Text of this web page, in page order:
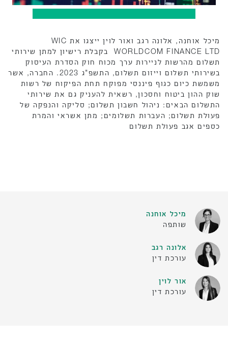
מיכל אוחנה, אלונה רגב ואור לוין ייצגו את WIC
WORLDCOM FINANCE LTD בקבלת רישיון למתן שירותי
תשלום מהרשות לניירות ערך מכוח חוק הסדרת העיסוק
בשירותי תשלום וייזום תשלום, התשפ"ג 2023. החברה, אשר
משמשת כיום כגוף פיננסי מפוקח תחת הפיקוח של רשות
שוק ההון ביטוח וחסכון, רשאית להעניק גם את שירותי
התשלום הבאים: ניהול חשבון תשלום; סליקה והנפקה של
פעולת תשלום; העברות תשלומים; מתן אשראי והמרת
כספים אגב פעולת תשלום
מיכל אוחנה
שותפה
אלונה רגב
עורכת דין
אור לוין
עורכת דין